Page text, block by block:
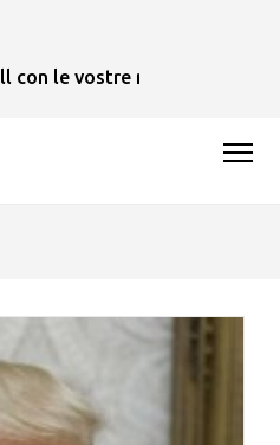
con le vostre mani in 1 ora.